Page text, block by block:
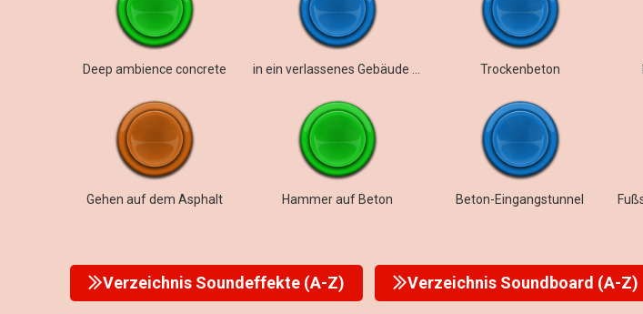
Deep ambience concrete Trockenbeton
Gehen auf dem Asphalt Hammer auf Beton Beton-Eingangstunnel
Verzeichnis Soundeffekte (A-Z) Verzeichnis Soundboard (A-Z)